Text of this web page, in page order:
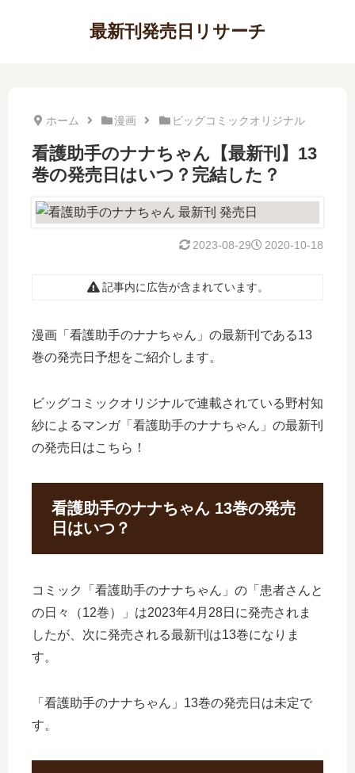
最新刊発売日リサーチ
ホーム 漫画 ビッグコミックオリジナル
看護助手のナナちゃん【最新刊】13
巻の発売日はいつ？完結した？
2020-10-18
2023-08-29
記事内に広告が含まれています。
漫画「看護助手のナナちゃん」の最新刊である13
巻の発売日予想をご紹介します。
ビッグコミックオリジナルで連載されている野村知
紗によるマンガ「看護助手のナナちゃん」の最新刊
の発売日はこちら！
看護助手のナナちゃん 13巻の発売
日はいつ？
コミック「看護助手のナナちゃん」の「患者さんと
の日々（12巻）」は2023年4月28日に発売されま
したが、次に発売される最新刊は13巻になりま
す。
「看護助手のナナちゃん」13巻の発売日は未定で
す。